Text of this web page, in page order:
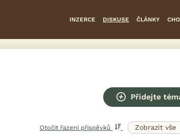
INZERCE DISKUSE ČLÁNKY
Přidejte
Otočit řazení příspěvků